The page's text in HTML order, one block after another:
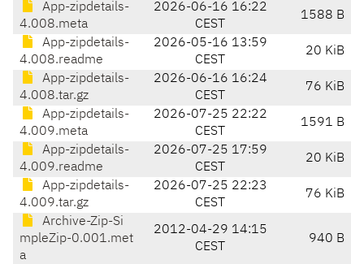
App-zipdetails-
4.008.meta
2026-06-16 16:22
CEST
1588 B
App-zipdetails-
4.008.readme
2026-05-16 13:59
CEST
20 KiB
App-zipdetails-
4.008.tar.gz
2026-06-16 16:24
CEST
76 KiB
App-zipdetails-
4.009.meta
2026-07-25 22:22
CEST
1591 B
App-zipdetails-
4.009.readme
2026-07-25 17:59
CEST
20 KiB
App-zipdetails-
4.009.tar.gz
2026-07-25 22:23
CEST
76 KiB
Archive-Zip-Si
mpleZip-0.001.met
a
2012-04-29 14:15
CEST
940 B